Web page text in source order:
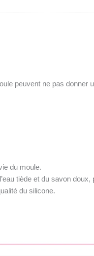
peuvent ne pas donner
du moule.
tiède et du savon
du silicone.